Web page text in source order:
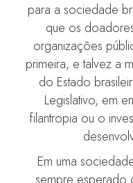
para a sociedade
que os
organizações
primeira, e talvez a
do Estado
Legislativo, em
filantropia ou o
Em uma